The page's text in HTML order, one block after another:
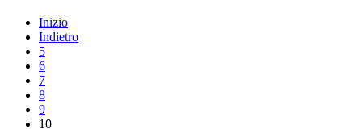
Inizio
Indietro
5
6
7
8
9
10